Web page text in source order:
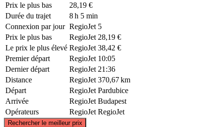
Prix ​​le plus bas
28,19 €
Durée du trajet
8 h 5 min
Connexion par jour RegioJet 5
Prix ​​le plus bas
RegioJet 28,19 €
Le prix le plus élevé RegioJet 38,42 €
Premier départ
RegioJet 10:05
Dernier départ
RegioJet 21:36
Distance
RegioJet 370,67 km
Départ
RegioJet Pardubice
Arrivée
RegioJet Budapest
Opérateurs
RegioJet RegioJet
Rechercher le meilleur prix
©CARTO